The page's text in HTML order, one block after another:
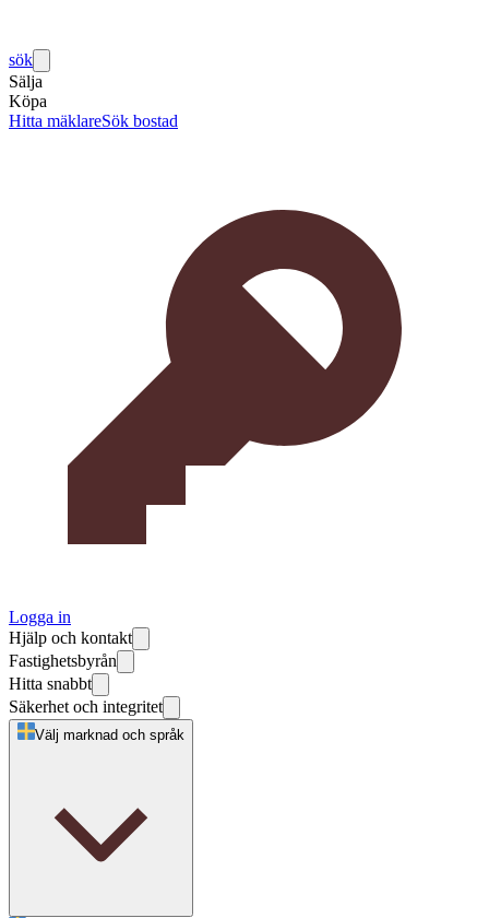
sök
Sälja
Köpa
Hitta mäklareSök bostad
Logga in
Hjälp och kontakt
Fastighetsbyrån
Hitta snabbt
Säkerhet och integritet
Välj marknad och språk